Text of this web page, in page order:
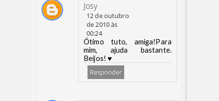
Josy
12 de outubro
de 2010 às
00:24
Ótimo tuto, amiga!Para
mim, ajuda bastante.
Beijos! ♥
Responder